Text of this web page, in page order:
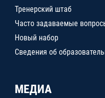
Тренерский штаб
Часто задаваемые
Новый набор
Сведения об
МЕДИА